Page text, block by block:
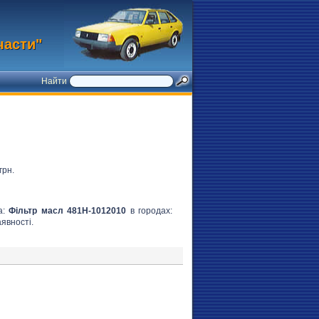
Найти
грн.
Фільтр масл 481H-1012010 в городах: